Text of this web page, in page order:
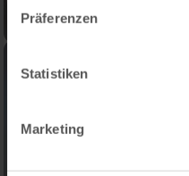
Präferenzen
Statistiken
Marketing